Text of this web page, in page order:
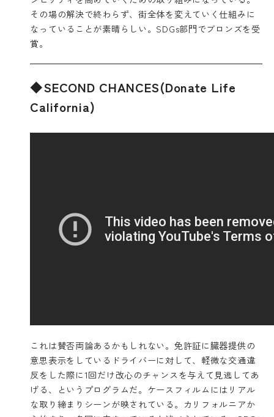
その場の解決で終わらず、街全体を変えていく仕組みに
なっていることが素晴らしい。SDGs部門でブロンズを受
賞。
◆SECOND CHANCES(Donate Life
California)
これは賛否両論あるかもしれない。免許証に臓器提供の
意思表示をしているドライバーに対して、軽微な交通違
反をした際に1回だけ改心のチャンスを与えて見逃してあ
げる、というプログラムだ。ケースフィルムにはリアル
な取り締まりシーンが映されている。カリフォルニアか